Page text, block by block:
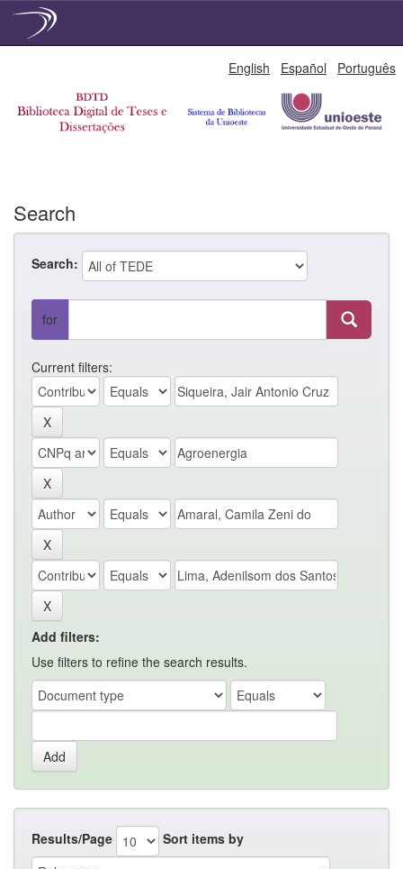
English Español Português
Search
Search:
for
Current filters:
Add filters:
Use filters to refine the search results.
Results/Page Sort items by